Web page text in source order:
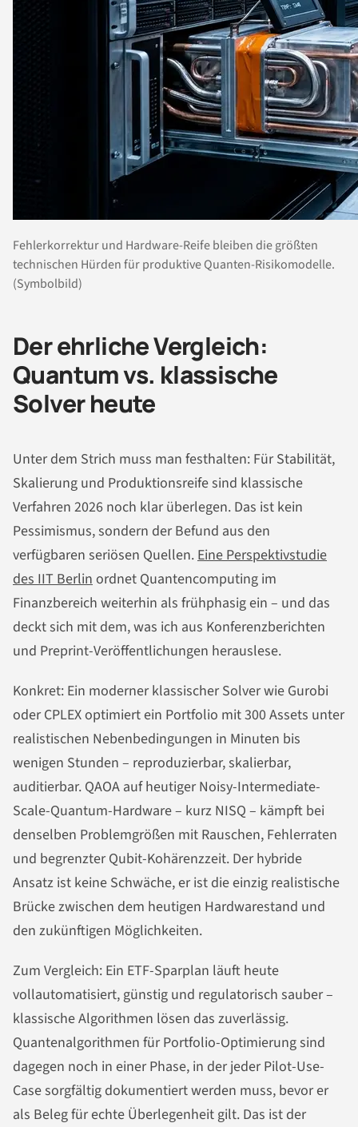
Fehlerkorrektur und Hardware-Reife bleiben die größten
technischen Hürden für produktive Quanten-Risikomodelle.
(Symbolbild)
Der ehrliche Vergleich:
Quantum vs. klassische
Solver heute
Unter dem Strich muss man festhalten: Für Stabilität,
Skalierung und Produktionsreife sind klassische
Verfahren 2026 noch klar überlegen. Das ist kein
Pessimismus, sondern der Befund aus den
verfügbaren seriösen Quellen.Eine Perspektivstudie
des IIT Berlinordnet Quantencomputing im
Finanzbereich weiterhin als frühphasig ein – und das
deckt sich mit dem, was ich aus Konferenzberichten
und Preprint-Veröffentlichungen herauslese.
Konkret: Ein moderner klassischer Solver wie Gurobi
oder CPLEX optimiert ein Portfolio mit 300 Assets unter
realistischen Nebenbedingungen in Minuten bis
wenigen Stunden – reproduzierbar, skalierbar,
auditierbar. QAOA auf heutiger Noisy-Intermediate-
Scale-Quantum-Hardware – kurz NISQ – kämpft bei
denselben Problemgrößen mit Rauschen, Fehlerraten
und begrenzter Qubit-Kohärenzzeit. Der hybride
Ansatz ist keine Schwäche, er ist die einzig realistische
Brücke zwischen dem heutigen Hardwarestand und
den zukünftigen Möglichkeiten.
Zum Vergleich: Ein ETF-Sparplan läuft heute
vollautomatisiert, günstig und regulatorisch sauber –
klassische Algorithmen lösen das zuverlässig.
Quantenalgorithmen für Portfolio-Optimierung sind
dagegen noch in einer Phase, in der jeder Pilot-Use-
Case sorgfältig dokumentiert werden muss, bevor er
als Beleg für echte Überlegenheit gilt. Das ist der